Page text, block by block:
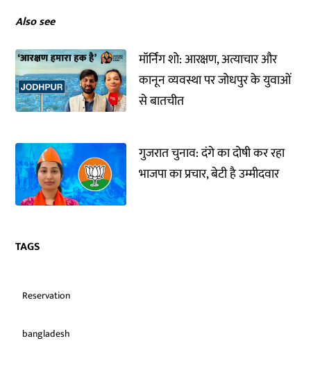
Also see
मॉर्निंग शो: आरक्षण, अत्याचार और
कानून व्यवस्था पर जोधपुर के युवाओं
से बातचीत
गुजरात चुनाव: दंगे का दोषी कर रहा
भाजपा का प्रचार, बेटी है उम्मीदवार
TAGS
Reservation
bangladesh